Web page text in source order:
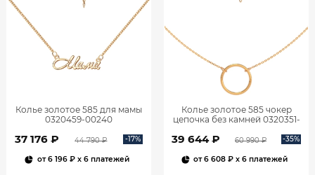
Колье золотое 585 для мамы
0320459-00240
37 176 ₽ 44 790 ₽ -17%
от6 196 ₽x 6 платежей
Колье золотое 585 чокер
цепочка без камней 0320351-
39 644 ₽ 60 990 ₽ -35%
от6 608 ₽ x 6 платежей